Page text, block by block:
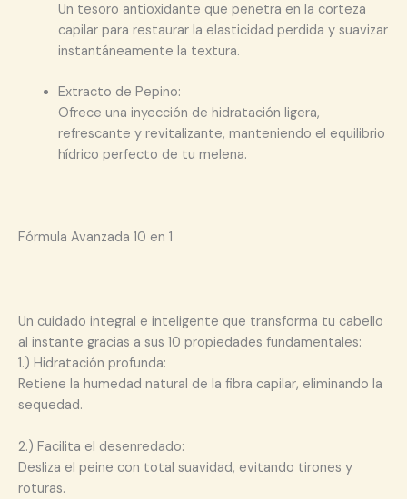
Un tesoro antioxidante que penetra en la corteza
capilar para restaurar la elasticidad perdida y suavizar
instantáneamente la textura.
Extracto de Pepino:
Ofrece una inyección de hidratación ligera,
refrescante y revitalizante, manteniendo el equilibrio
hídrico perfecto de tu melena.
Fórmula Avanzada 10 en 1
Un cuidado integral e inteligente que transforma tu cabello
al instante gracias a sus 10 propiedades fundamentales:
1.) Hidratación profunda:
Retiene la humedad natural de la fibra capilar, eliminando la
sequedad.
2.) Facilita el desenredado:
Desliza el peine con total suavidad, evitando tirones y
roturas.